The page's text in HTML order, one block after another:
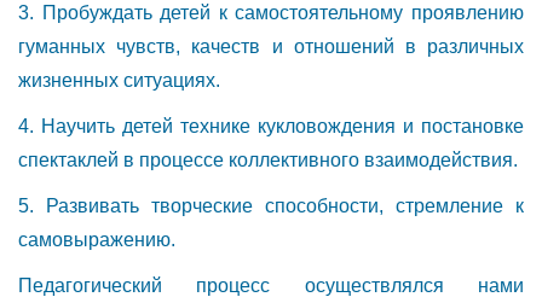
3. Пробуждать детей к самостоятельному проявлению
гуманных чувств, качеств и отношений в различных
жизненных ситуациях.
4. Научить детей технике кукловождения и постановке
спектаклей в процессе коллективного взаимодействия.
5. Развивать творческие способности, стремление к
самовыражению.
Педагогический процесс осуществлялся нами